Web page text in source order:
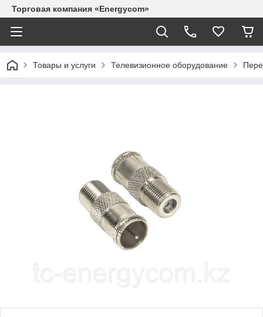
Торговая компания «Energycom»
Товары и услуги Телевизионное оборудование